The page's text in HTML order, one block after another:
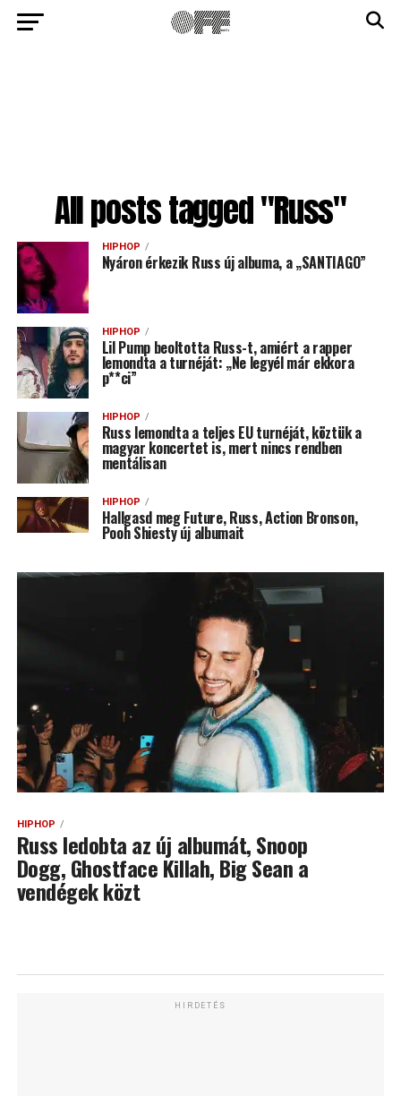
All posts tagged "Russ"
HIPHOP
Nyáron érkezik Russ új albuma, a „SANTIAGO”
HIPHOP
Lil Pump beoltotta Russ-t, amiért a rapper
lemondta a turnéját: „Ne legyél már ekkora
p**ci”
HIPHOP
Russ lemondta a teljes EU turnéját, köztük a
magyar koncertet is, mert nincs rendben
mentálisan
HIPHOP
Hallgasd meg Future, Russ, Action Bronson,
Pooh Shiesty új albumait
HIPHOP
Russ ledobta az új albumát, Snoop
Dogg, Ghostface Killah, Big Sean a
vendégek közt
HIRDETÉS